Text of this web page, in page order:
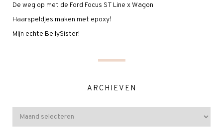
De weg op met de Ford Focus ST Line x Wagon
Haarspeldjes maken met epoxy!
Mijn echte BellySister!
ARCHIEVEN